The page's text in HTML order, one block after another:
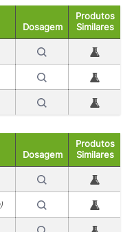
Dosagem
Produtos
Similares
Dosagem
Produtos
Similares